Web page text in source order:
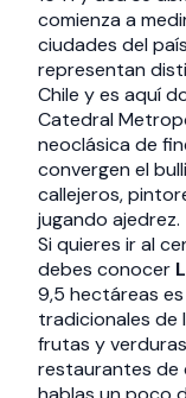
comienza a
ciudades del
representan
Chile y es aquí
Catedral
neoclásica de
convergen el
callejeros,
jugando ajedrez.
Si quieres ir al
debes conocer
9,5 hectáreas
tradicionales de
frutas y
restaurantes de